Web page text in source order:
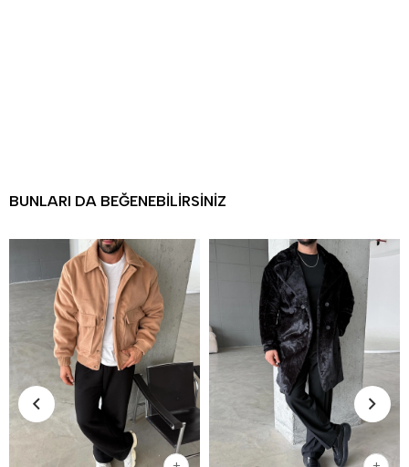
BUNLARI DA BEĞENEBILIRSINIZ